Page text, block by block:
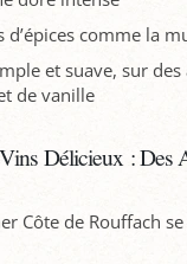
d’épices comme la
et suave, sur
de vanille
Délicieux : Des
Côte de Rouffach